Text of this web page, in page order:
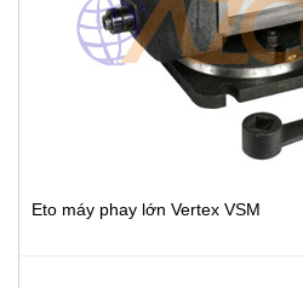
Eto máy phay lớn Vertex VSM